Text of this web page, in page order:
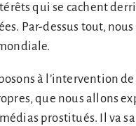
qui se cachent
Par-dessus tout,
à l’intervention
que nous allons
prostitués. Il va